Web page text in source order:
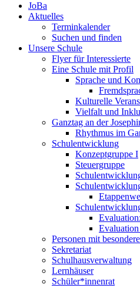
JoBa
Aktuelles
Terminkalender
Suchen und finden
Unsere Schule
Flyer für Interessierte
Eine Schule mit Profil
Sprache und
Kulturelle
Vielfalt und
Ganztag an der
Rhythmus im
Schulentwicklung
Konzeptgruppe I
Steuergruppe
Personen mit
Sekretariat
Schulhausverwaltung
Lernhäuser
Schüler*innenrat